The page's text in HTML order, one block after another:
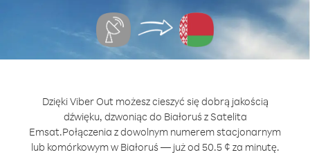
Dzięki Viber Out możesz cieszyć się dobrą jakością
dźwięku, dzwoniąc do Białoruś z Satelita
Emsat.Połączenia z dowolnym numerem stacjonarnym
lub komórkowym w Białoruś — już od 50.5 ¢ za minutę.